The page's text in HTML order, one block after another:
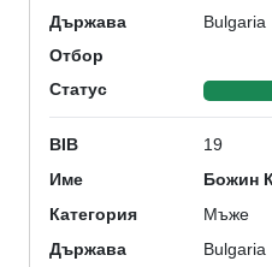
Държава Bulgaria
Отбор
Статус
BIB 19
Име Божин
Категория Мъже
Държава Bulgaria